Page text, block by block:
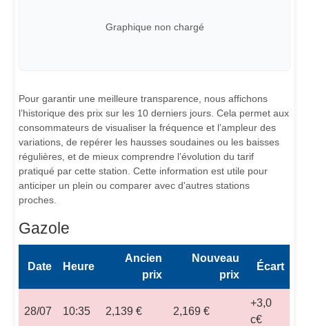
Graphique non chargé
Pour garantir une meilleure transparence, nous affichons
l’historique des prix sur les 10 derniers jours. Cela permet aux
consommateurs de visualiser la fréquence et l’ampleur des
variations, de repérer les hausses soudaines ou les baisses
régulières, et de mieux comprendre l’évolution du tarif
pratiqué par cette station. Cette information est utile pour
anticiper un plein ou comparer avec d'autres stations
proches.
Gazole
Date Heure
Ancien
prix
Nouveau
prix
Écart
28/07 10:35 2,139 € 2,169 €
+3,0
c€